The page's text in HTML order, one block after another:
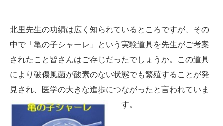
北里先生の功績は広く知られているところですが、その
中で「亀の子シャーレ」という実験道具を先生がご考案
されたこと皆さんはご存じだったでしょうか。この道具
により破傷風菌が酸素のない状態でも繁殖することが発
見され、医学の大きな進歩につながったと言われていま
す。